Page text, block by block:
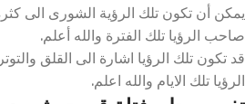
يمكن أن تكون تلك الرؤية الشورى الى
صاحب الرؤيا تلك الفترة والله أعلم.
قد تكون تلك الرؤيا اشارة الى القلق
الرؤيا تلك الايام والله اعلم.